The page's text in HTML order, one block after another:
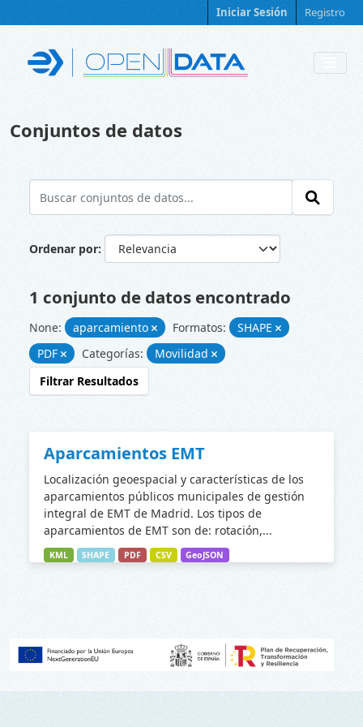
Iniciar Sesión Registro
Conjuntos de datos
Ordenar por
1 conjunto de datos encontrado
None: aparcamiento Formatos:
SHAPE
PDF
Categorías:
Movilidad
Filtrar Resultados
Aparcamientos EMT
Localización geoespacial y características de los
aparcamientos públicos municipales de gestión
integral de EMT de Madrid. Los tipos de
aparcamientos de EMT son de: rotación,...
KML SHAPE PDF CSV GeoJSON